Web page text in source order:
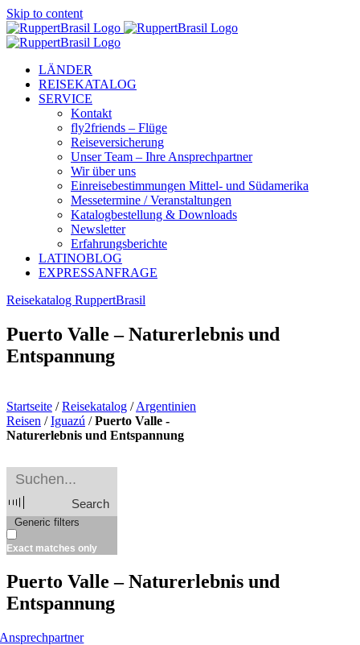
Skip to content
LÄNDER
REISEKATALOG
SERVICE
Kontakt
fly2friends – Flüge
Reiseversicherung
Unser Team – Ihre Ansprechpartner
Wir über uns
Einreisebestimmungen Mittel- und Südamerika
Messetermine / Veranstaltungen
Katalogbestellung & Downloads
Newsletter
Erfahrungsberichte
LATINOBLOG
EXPRESSANFRAGE
Reisekatalog RuppertBrasil
Puerto Valle – Naturerlebnis und
Entspannung
Startseite /Reisekatalog /Argentinien
Reisen /Iguazú /Puerto Valle -
Naturerlebnis und Entspannung
Search
Generic filters
Exact matches only
Puerto Valle – Naturerlebnis und
Entspannung
Ansprechpartner